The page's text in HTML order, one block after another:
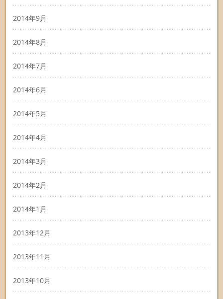
2014年9月
2014年8月
2014年7月
2014年6月
2014年5月
2014年4月
2014年3月
2014年2月
2014年1月
2013年12月
2013年11月
2013年10月